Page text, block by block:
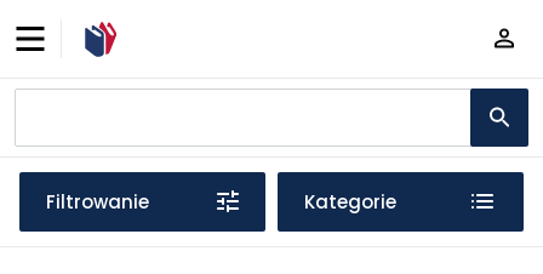
Filtrowanie Kategorie